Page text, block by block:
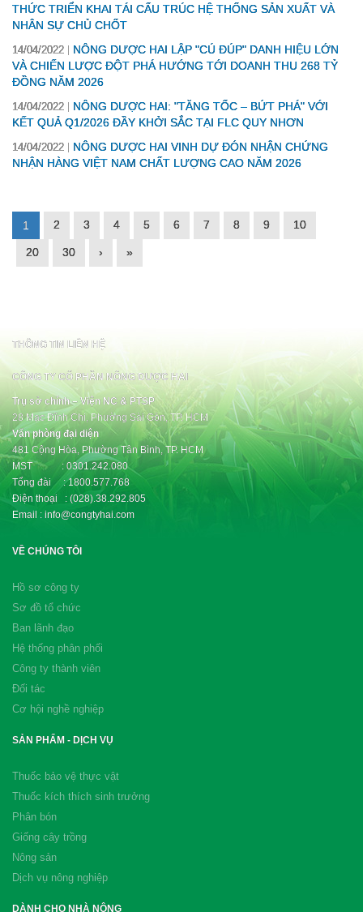
THỨC TRIỂN KHAI TÁI CẤU TRÚC HỆ THỐNG SẢN XUẤT VÀ
NHÂN SỰ CHỦ CHỐT
14/04/2022
NÔNG DƯỢC HAI LẬP "CÚ ĐÚP" DANH HIỆU LỚN
VÀ CHIẾN LƯỢC ĐỘT PHÁ HƯỚNG TỚI DOANH THU 268 TỶ
ĐỒNG NĂM 2026
14/04/2022
NÔNG DƯỢC HAI: "TĂNG TỐC – BỨT PHÁ" VỚI
KẾT QUẢ Q1/2026 ĐẦY KHỞI SẮC TẠI FLC QUY NHƠN
14/04/2022
NÔNG DƯỢC HAI VINH DỰ ĐÓN NHẬN CHỨNG
NHẬN HÀNG VIỆT NAM CHẤT LƯỢNG CAO NĂM 2026
1 2 3 4 5 6 7 8 9 10
20 30 › »
THÔNG TIN LIÊN HỆ
CÔNG TY CỔ PHẦN NÔNG DƯỢC HAI
Trụ sở chính – Viện NC & PTSP
28 Mạc Đĩnh Chi, Phường Sài Gòn, TP. HCM
Văn phòng đại diện
481 Cộng Hòa, Phường Tân Bình, TP. HCM
MST : 0301.242.080
Tổng đài : 1800.577.768
Điện thoại : (028).38.292.805
Email : info@congtyhai.com
VỀ CHÚNG TÔI
Hồ sơ công ty
Sơ đồ tổ chức
Ban lãnh đạo
Hệ thống phân phối
Công ty thành viên
Đối tác
Cơ hội nghề nghiệp
SẢN PHẨM - DỊCH VỤ
Thuốc bảo vệ thực vật
Thuốc kích thích sinh trưởng
Phân bón
Giống cây trồng
Nông sản
Dịch vụ nông nghiệp
DÀNH CHO NHÀ NÔNG